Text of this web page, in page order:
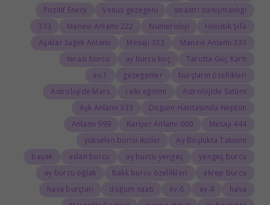
sinastri danışmanlığı
Venüs gezegeni
Pozitif Enerji
Holistik Şifa
Numeroloji
222 Manevi Anlamı
333
333 Manevi Anlamı
333 Mesajı
Aşıklar Sağlık Anlamı
Tarotta Güç Kartı
ay burcu koç
terazi burcu
burçların özellikleri
gezegenler
1.ev
Astrolojide Satürn
reiki eğitimi
Astrolojide Mars
Doğum Haritasında Neptün
333 Aşk Anlamı
444 Mesajı
000 Kariyer Anlamı
999 Anlamı
Ay Boşlukta Takvimi
yükselen burcu ikizler
yengeç burcu
ay burcu yengeç
aslan burcu
başak
akrep burcu
balık burcu özellikleri
ay burcu oğlak
hava
4.ev
6.ev
doğum saati
hava burçları